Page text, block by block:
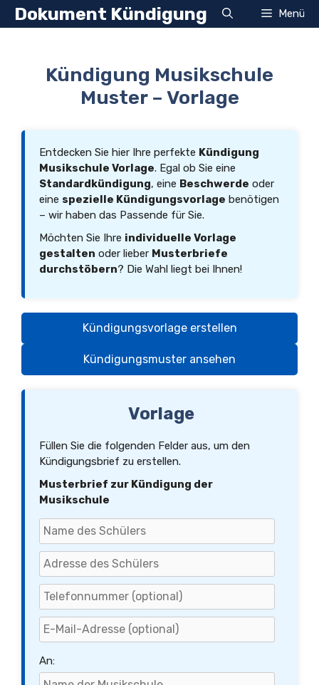
Zum
InhaltDokument Kündigung Menü
Kündigung Musikschule
Muster – Vorlage
Entdecken Sie hier Ihre perfekte Kündigung
Musikschule Vorlage. Egal ob Sie eine
Standardkündigung, eine Beschwerde oder
eine spezielle Kündigungsvorlage benötigen
– wir haben das Passende für Sie.
Möchten Sie Ihre individuelle Vorlage
gestalten oder lieber Musterbriefe
durchstöbern? Die Wahl liegt bei Ihnen!
Kündigungsvorlage erstellen
Kündigungsmuster ansehen
Vorlage
Füllen Sie die folgenden Felder aus, um den
Kündigungsbrief zu erstellen.
Musterbrief zur Kündigung der
Musikschule
An: